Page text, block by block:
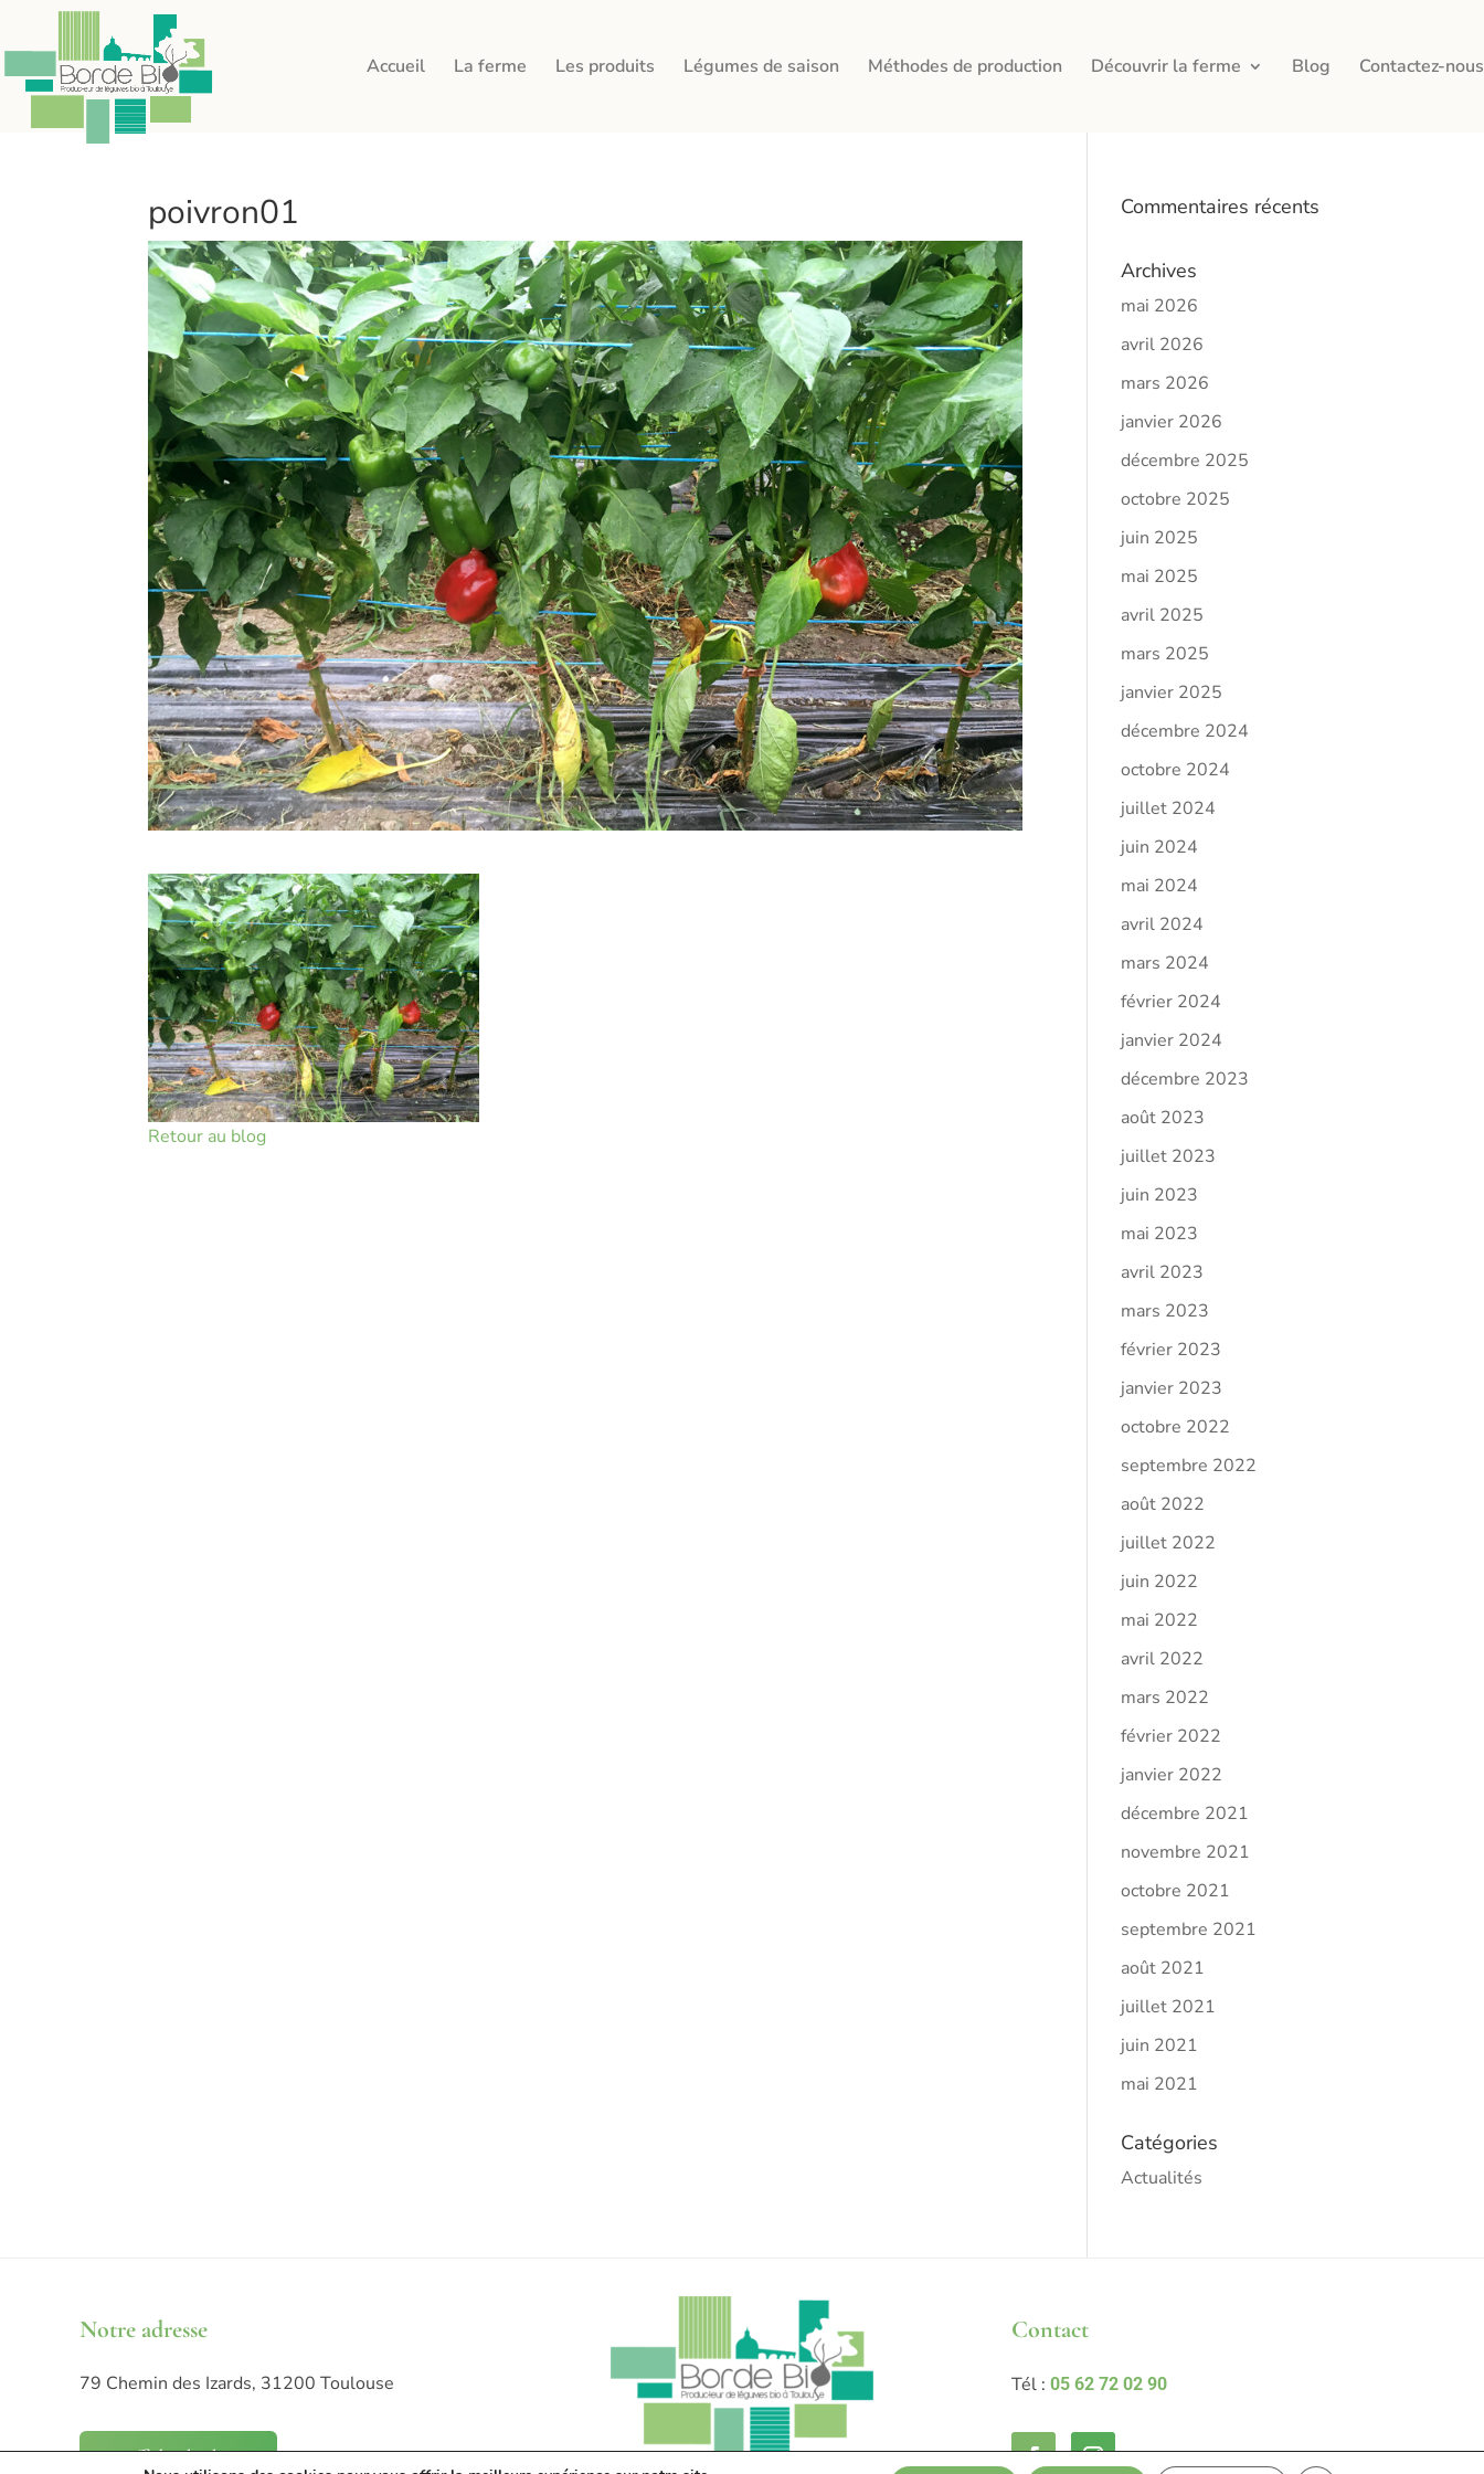
Accueil La ferme Les produits Légumes de saison Méthodes de production Découvrir la ferme Blog Contactez-nous
poivron01
Retour au blog
Commentaires récents
Archives
mai 2026
avril 2026
mars 2026
janvier 2026
décembre 2025
octobre 2025
juin 2025
mai 2025
avril 2025
mars 2025
janvier 2025
décembre 2024
octobre 2024
juillet 2024
juin 2024
mai 2024
avril 2024
mars 2024
février 2024
janvier 2024
décembre 2023
août 2023
juillet 2023
juin 2023
mai 2023
avril 2023
mars 2023
février 2023
janvier 2023
octobre 2022
septembre 2022
août 2022
juillet 2022
juin 2022
mai 2022
avril 2022
mars 2022
février 2022
janvier 2022
décembre 2021
novembre 2021
octobre 2021
septembre 2021
août 2021
juillet 2021
juin 2021
mai 2021
Catégories
Actualités
Notre adresse
79 Chemin des Izards, 31200 Toulouse
Afficher le plan
Contact
Tél : 05 62 72 02 90